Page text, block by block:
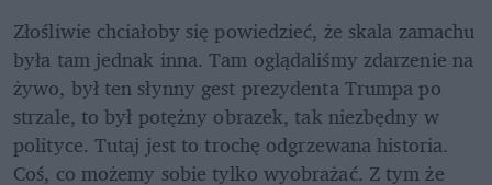
Złośliwie chciałoby się powiedzieć, że skala zamachu
była tam jednak inna. Tam oglądaliśmy zdarzenie na
żywo, był ten słynny gest prezydenta Trumpa po
strzale, to był potężny obrazek, tak niezbędny w
polityce. Tutaj jest to trochę odgrzewana historia.
Coś, co możemy sobie tylko wyobrażać. Z tym że